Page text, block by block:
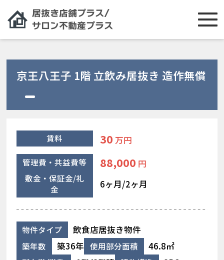
京王八王子 1階 立飲み居抜き 造作無償
賃料 30 万円
管理費・共益費等 88,000 円
敷金・保証金/礼
金
6ヶ月/2ヶ月
物件タイプ 飲食店居抜き物件
築年数 築36年 使用部分面積 46.8㎡